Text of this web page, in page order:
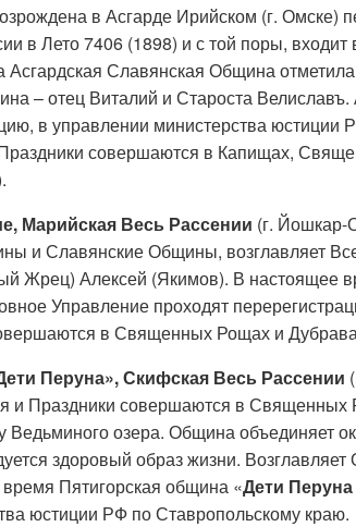
в Асгарде Ирийском (г. Омске)
в Лето 7406 (1898) и с той поры, входит
Асгардская Славянская Община
– отец Виталий и Староста Велиславъ.
в управлении министерства юстиции
совершаются в Капищах,
Марийская Весь Рассении (г. Йошкар-
и Славянские Общины, возглавляет
Жрец) Алексей (Якимов). В настоящее
Управление проходят
в Священных Рощах и
Перуна», Скифская Весь Рассении
и Праздники совершаются в Священных
озера. Община объединяет
здоровый образ жизни.
Пятигорская община «Дети Перуна
юстиции РФ по Ставропольскому краю.